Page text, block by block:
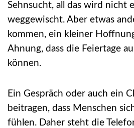
Sehnsucht, all das wird nicht
weggewischt. Aber etwas
kommen, ein kleiner
Ahnung, dass die Feiertage
können.
Ein Gespräch oder auch ein
beitragen, dass Menschen
fühlen. Daher steht die